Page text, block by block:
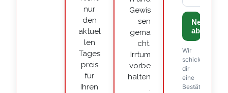
nur
den
aktuel
len
Tages
preis
für
Ihren
Gewis
sen
gema
cht.
Irrtum
vorbe
halten
.